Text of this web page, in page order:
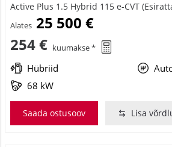
Active Plus 1.5 Hybrid 115 e-CVT
Alates 25 500 €
254 € kuumakse *
Hübriid
68 kW
Saada ostusoov Lisa